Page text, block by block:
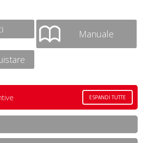
Manuale
ESPANDI TUTTE